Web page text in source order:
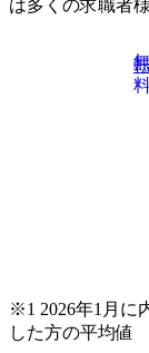
は多くの求職者
※1 2026年1月に
した方の平均値